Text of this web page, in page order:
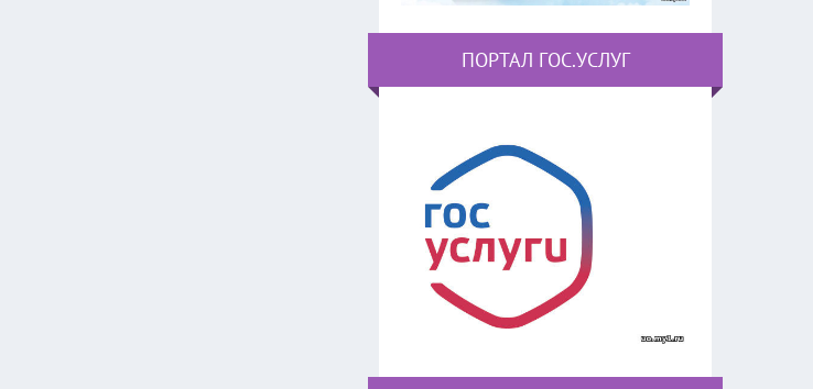
ПОРТАЛ ГОС.УСЛУГ